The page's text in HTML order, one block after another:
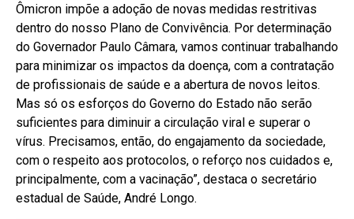
Ômicron impõe a adoção de novas medidas restritivas
dentro do nosso Plano de Convivência. Por determinação
do Governador Paulo Câmara, vamos continuar trabalhando
para minimizar os impactos da doença, com a contratação
de profissionais de saúde e a abertura de novos leitos.
Mas só os esforços do Governo do Estado não serão
suficientes para diminuir a circulação viral e superar o
vírus. Precisamos, então, do engajamento da sociedade,
com o respeito aos protocolos, o reforço nos cuidados e,
principalmente, com a vacinação”, destaca o secretário
estadual de Saúde, André Longo.